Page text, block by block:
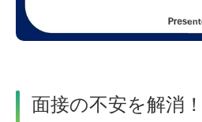
面接の不安を解消